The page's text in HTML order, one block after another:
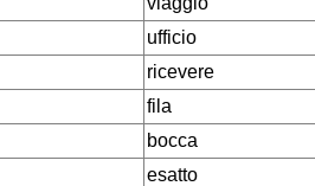
ufficio
ricevere
fila
bocca
esatto